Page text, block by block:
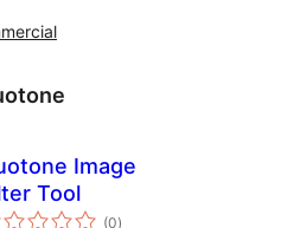
Image
Tool
(0total
)